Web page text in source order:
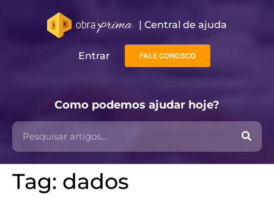
| Central de ajuda​
Entrar FALE CONOSCO
Como podemos ajudar hoje?
Tag: dados